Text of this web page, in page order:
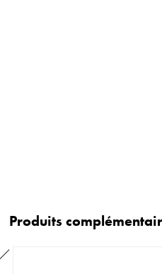
Produits